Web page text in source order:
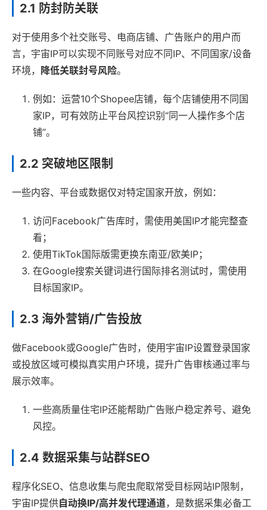
2.1 防封防关联
对于使用多个社交账号、电商店铺、广告账户的用户而
言，宇宙IP可以实现不同账号对应不同IP、不同国家/设备
环境， 降低关联封号风险。
例如：运营10个Shopee店铺，每个店铺使用不同国
家IP，可有效防止平台风控识别“同一人操作多个店
铺”。
2.2 突破地区限制
一些内容、平台或数据仅对特定国家开放，例如：
访问Facebook广告库时，需使用美国IP才能完整查
看；
使用TikTok国际版需更换东南亚/欧美IP；
在Google搜索关键词进行国际排名测试时，需使用
目标国家IP。
2.3 海外营销/广告投放
做Facebook或Google广告时，使用宇宙IP设置登录国家
或投放区域可模拟真实用户环境，提升广告审核通过率与
展示效率。
一些高质量住宅IP还能帮助广告账户稳定养号、避免
风控。
2.4 数据采集与站群SEO
程序化SEO、信息收集与爬虫爬取常受目标网站IP限制，
宇宙IP提供自动换IP/高并发代理通道，是数据采集必备工